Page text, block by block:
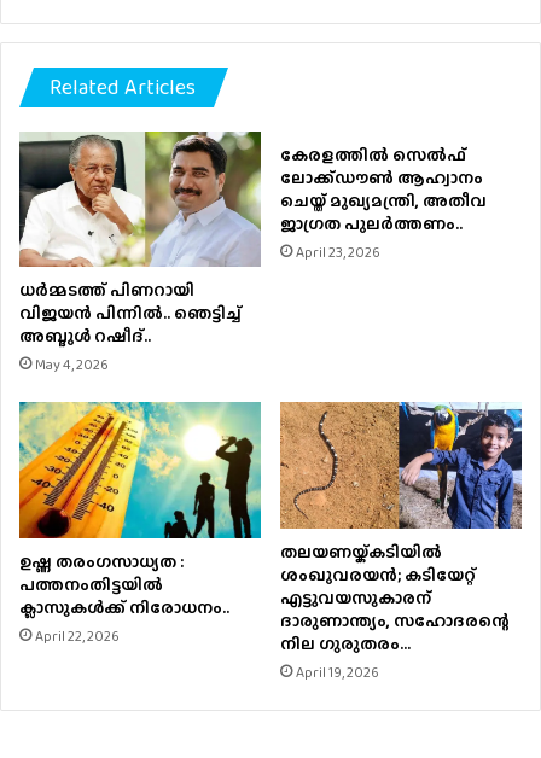
Related Articles
ധര്‍മ്മടത്ത് പിണറായി
വിജയന്‍ പിന്നില്‍.. ഞെട്ടിച്ച്
അബ്ദുൾ റഷീദ്..
May 4, 2026
കേരളത്തിൽ സെൽഫ്
ലോക്ക്ഡൗൺ ആഹ്വാനം
ചെയ്ത് മുഖ്യമന്ത്രി, അതീവ
ജാഗ്രത പുലർത്തണം..
April 23, 2026
ഉഷ്ണ തരംഗസാധ്യത :
പത്തനംതിട്ടയില്‍
ക്ലാസുകള്‍ക്ക് നിരോധനം..
April 22, 2026
തലയണയ്ക്കടിയില്‍
ശംഖുവരയന്‍; കടിയേറ്റ്
എട്ടുവയസുകാരന്
ദാരുണാന്ത്യം, സഹോദരന്റെ
നില ഗുരുതരം…
April 19, 2026